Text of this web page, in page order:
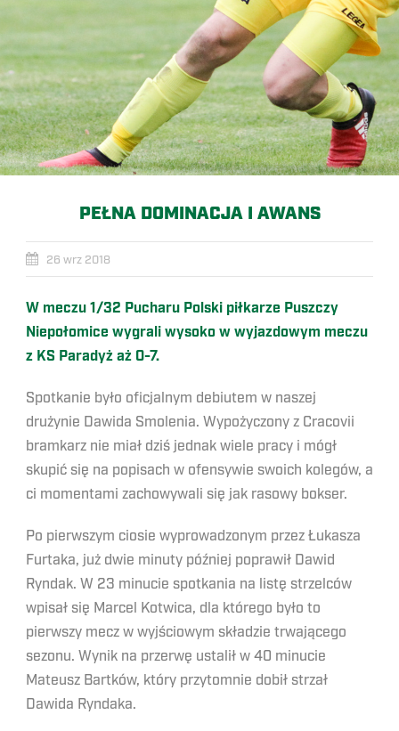
PEŁNA DOMINACJA I AWANS
26 wrz 2018
W meczu 1/32 Pucharu Polski piłkarze Puszczy
Niepołomice wygrali wysoko w wyjazdowym meczu
z KS Paradyż aż 0-7.
Spotkanie było oficjalnym debiutem w naszej
drużynie Dawida Smolenia. Wypożyczony z Cracovii
bramkarz nie miał dziś jednak wiele pracy i mógł
skupić się na popisach w ofensywie swoich kolegów, a
ci momentami zachowywali się jak rasowy bokser.
Po pierwszym ciosie wyprowadzonym przez Łukasza
Furtaka, już dwie minuty później poprawił Dawid
Ryndak. W 23 minucie spotkania na listę strzelców
wpisał się Marcel Kotwica, dla którego było to
pierwszy mecz w wyjściowym składzie trwającego
sezonu. Wynik na przerwę ustalił w 40 minucie
Mateusz Bartków, który przytomnie dobił strzał
Dawida Ryndaka.